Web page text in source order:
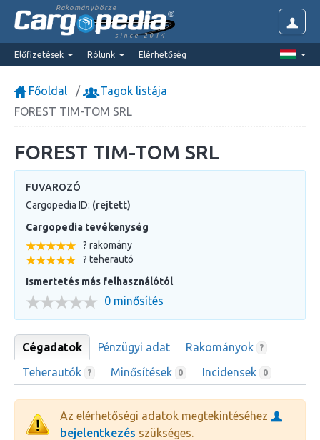
Rakománybörze
since 2014
Előfizetések Rólunk Elérhetőség
Főoldal
Tagok listája
FOREST TIM-TOM SRL
FOREST TIM-TOM SRL
FUVAROZÓ
Cargopedia ID: (rejtett)
Cargopedia tevékenység
? rakomány
? teherautó
Ismertetés más felhasználótól
0 minősítés
Cégadatok Pénzügyi adat Rakományok ?
Teherautók ? Minősítések 0 Incidensek 0
Az elérhetőségi adatok megtekintéséhez
bejelentkezés szükséges.